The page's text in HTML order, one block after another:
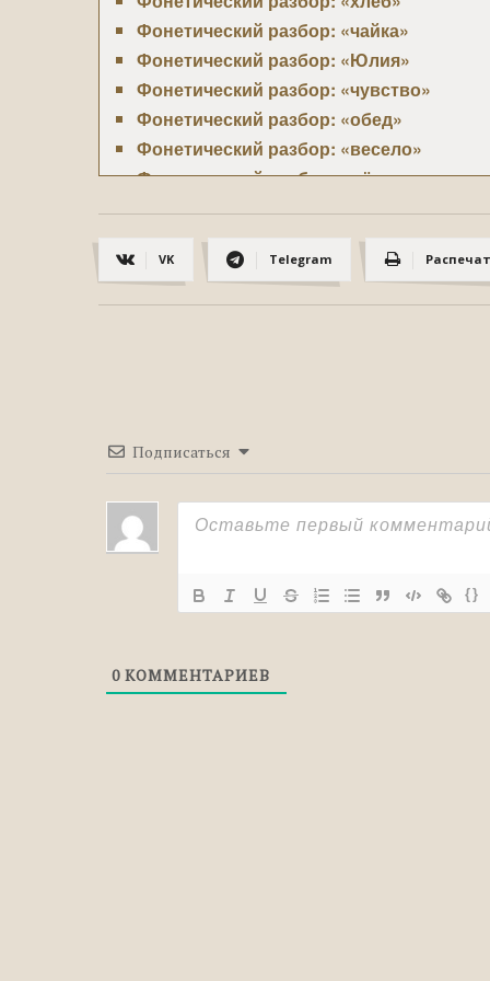
Фонетический разбор: «чайка»
Фонетический разбор: «Юлия»
Фонетический разбор: «чувство»
Фонетический разбор: «обед»
Фонетический разбор: «весело»
Фонетический разбор: «жёлудь»
Фонетический разбор: «дорожка»
Фонетический разбор: «лестница»
Фонетический разбор: «презентация»
VK Telegram
Подписаться
{}
0 КОММЕНТАРИЕВ